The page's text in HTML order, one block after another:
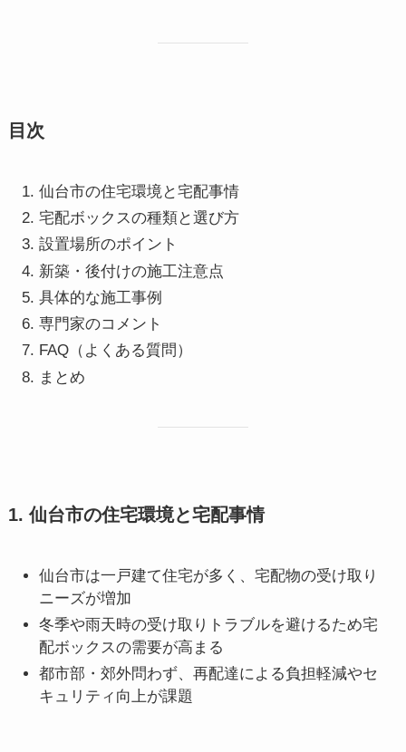
目次
仙台市の住宅環境と宅配事情
宅配ボックスの種類と選び方
設置場所のポイント
新築・後付けの施工注意点
具体的な施工事例
専門家のコメント
FAQ（よくある質問）
まとめ
1. 仙台市の住宅環境と宅配事情
仙台市は一戸建て住宅が多く、宅配物の受け取り
ニーズが増加
冬季や雨天時の受け取りトラブルを避けるため宅
配ボックスの需要が高まる
都市部・郊外問わず、再配達による負担軽減やセ
キュリティ向上が課題